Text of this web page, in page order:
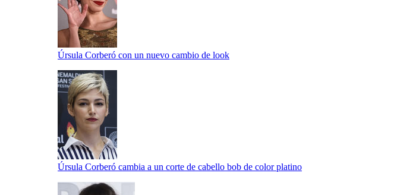
Úrsula Corberó con un nuevo cambio de look
Úrsula Corberó cambia a un corte de cabello bob de color platino